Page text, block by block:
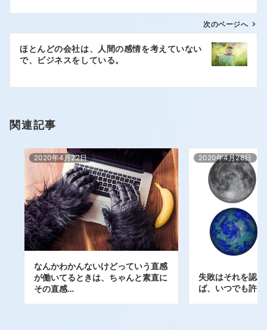
次のページへ
ほとんどの会社は、人間の感情を考えていない
で、ビジネスをしている。
関連記事
2020年4月22日
なんかわかんないけどっていう直感
が働いてるときは、ちゃんと素直に
その直感…
2020年4月28日
失敗はそれを認
ば、いつでも許